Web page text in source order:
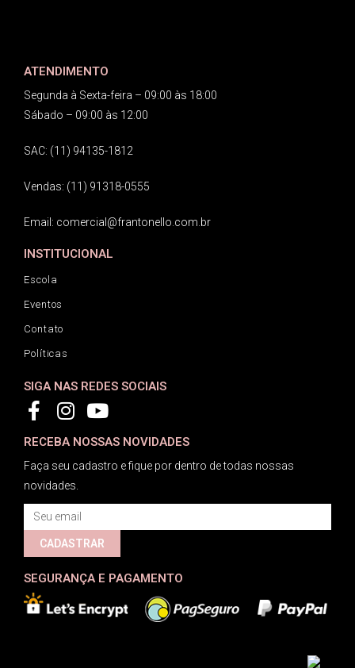
ATENDIMENTO
Segunda à Sexta-feira – 09:00 às 18:00
Sábado – 09:00 às 12:00
SAC: (11) 94135-1812
Vendas: (11) 91318-0555
Email: comercial@frantonello.com.br
INSTITUCIONAL
Escola
Eventos
Contato
Políticas
SIGA NAS REDES SOCIAIS
RECEBA NOSSAS NOVIDADES
Faça seu cadastro e fique por dentro de todas nossas
novidades.
CADASTRAR
SEGURANÇA E PAGAMENTO